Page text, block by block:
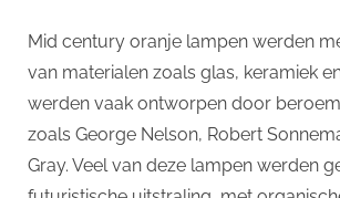
Mid century oranje lampen werden
van materialen zoals glas, keramiek
werden vaak ontworpen door
zoals George Nelson, Robert
Gray. Veel van deze lampen werden